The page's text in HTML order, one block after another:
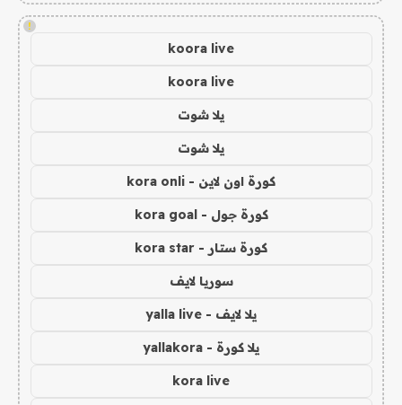
!
koora live
koora live
يلا شوت
يلا شوت
كورة اون لاين - kora onli
كورة جول - kora goal
كورة ستار - kora star
سوريا لايف
يلا لايف - yalla live
يلا كورة - yallakora
kora live